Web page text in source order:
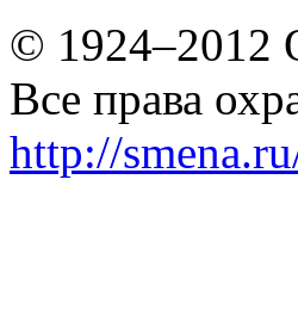
© 1924–2012
Все права
http://